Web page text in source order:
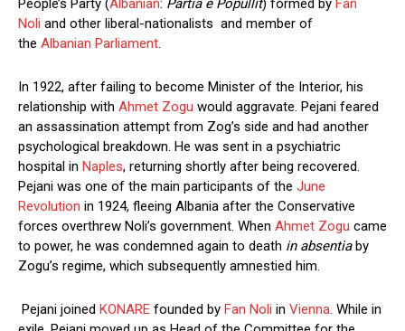
Noli and other liberal-nationalists and member of
the Albanian Parliament
In 1922, after failing to become Minister of the Interior, his
relationship with Ahmet Zogu would aggravate. Pejani feared
an assassination attempt from Zog’s side and had another
psychological breakdown. He was sent in a psychiatric
hospital in Naples, returning shortly after being recovered.
Pejani was one of the main participants of the June
Revolution in 1924, fleeing Albania after the Conservative
forces overthrew Noli’s government. When Ahmet Zogu came
to power, he was condemned again to death in absentiaby
Zogu’s regime, which subsequently amnestied him.
Pejani joined KONARE founded by Fan Noli in Vienna . While in